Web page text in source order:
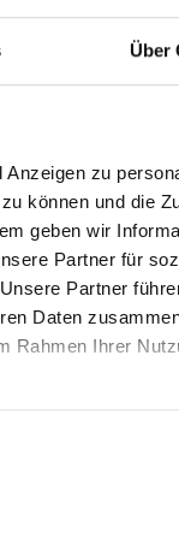
Über
zu
können und die
geben wir
Partner für
Partner
Daten
Rahmen Ihrer
zu
zum
von
Christian
mehr als 20
persönlich